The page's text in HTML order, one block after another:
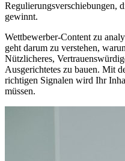
Regulierungsverschiebungen,
gewinnt.
Wettbewerber-Content zu
geht darum zu verstehen,
Nützlicheres,
Ausgerichtetes zu bauen. Mit
richtigen Signalen wird Ihr
müssen.